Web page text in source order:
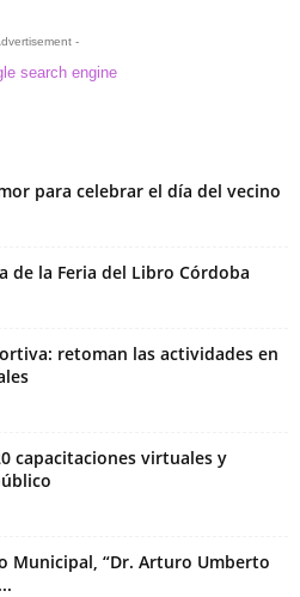
-
para celebrar el día del vecino
de la Feria del Libro Córdoba
retoman las actividades en
capacitaciones virtuales y
Municipal, “Dr. Arturo Umberto